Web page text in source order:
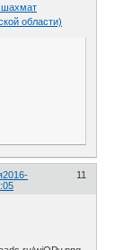
шахмат
области)
11
2016-